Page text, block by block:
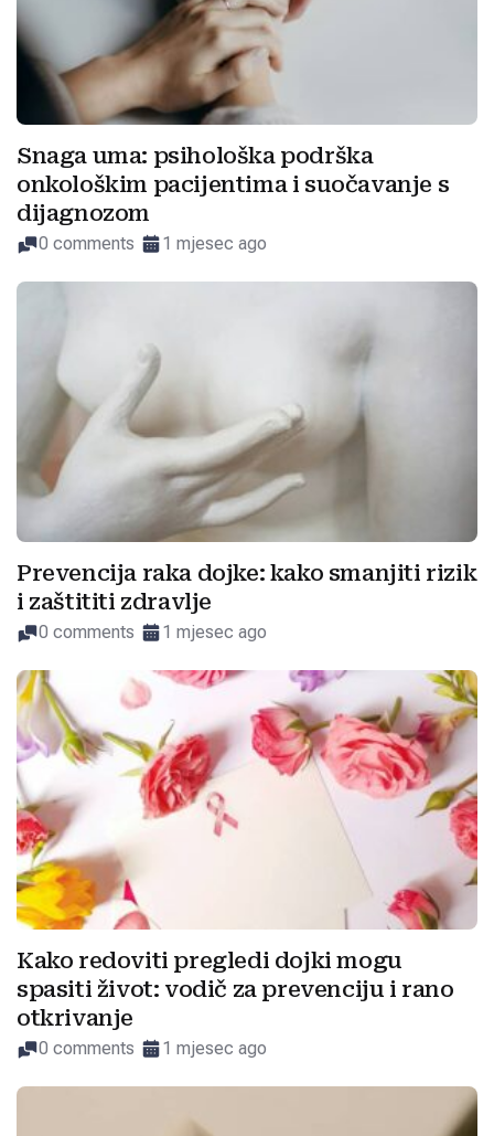
Snaga uma: psihološka podrška
onkološkim pacijentima i suočavanje s
dijagnozom
0 comments 1 mjesec ago
Prevencija raka dojke: kako smanjiti rizik
i zaštititi zdravlje
0 comments 1 mjesec ago
Kako redoviti pregledi dojki mogu
spasiti život: vodič za prevenciju i rano
otkrivanje
0 comments 1 mjesec ago